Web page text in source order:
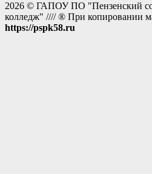
2026 © ГАПОУ ПО "Пензенский
колледж" //// ® При копировании
https://pspk58.ru